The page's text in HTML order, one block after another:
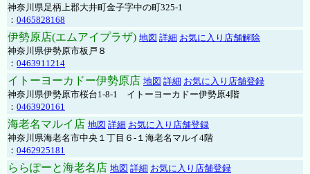
神奈川県足柄上郡大井町金子字中の町325-1
： 0465828168
伊勢原店(エムアイプラザ) 地図 詳細 お気に入り店舗解除
神奈川県伊勢原市板戸８
： 0463911214
イトーヨーカドー伊勢原店 地図 詳細 お気に入り店舗登録
神奈川県伊勢原市桜台1-8-1 イトーヨーカドー伊勢原4階
： 0463920161
海老名マルイ店 地図 詳細 お気に入り店舗登録
神奈川県海老名市中央１丁目６-１海老名マルイ4階
： 0462925181
ららぽーと海老名店 地図 詳細 お気に入り店舗登録